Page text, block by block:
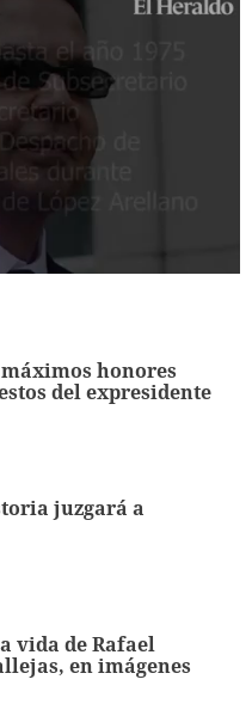
máximos honores
del expresidente
juzgará a
vida de Rafael
en imágenes